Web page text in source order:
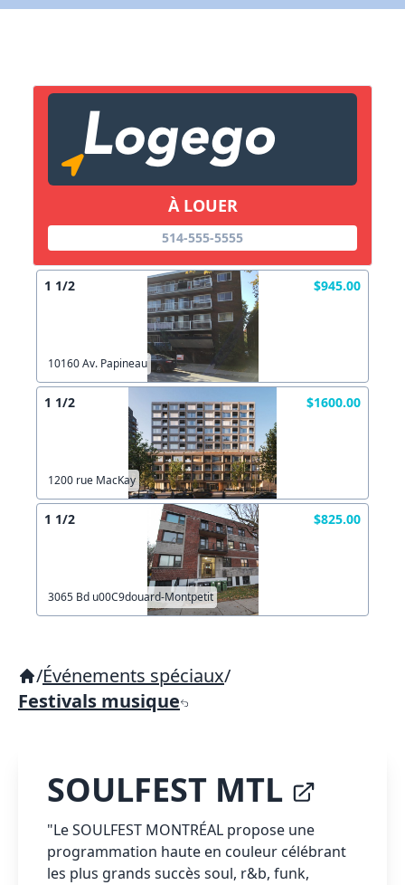
À LOUER
514-555-5555
1 1/2 $945.00
10160 Av. Papineau
1 1/2 $1600.00
1200 rue MacKay
1 1/2 $825.00
3065 Bd u00C9douard-Montpetit
/Événements spéciaux/
Festivals musique
SOULFEST MTL
"Le SOULFEST MONTRÉAL propose une
programmation haute en couleur célébrant
les plus grands succès soul, r&b, funk,
Lien vers inscription (sera inclus dans courriel)
Copier lien
X Fermer
X Fermer